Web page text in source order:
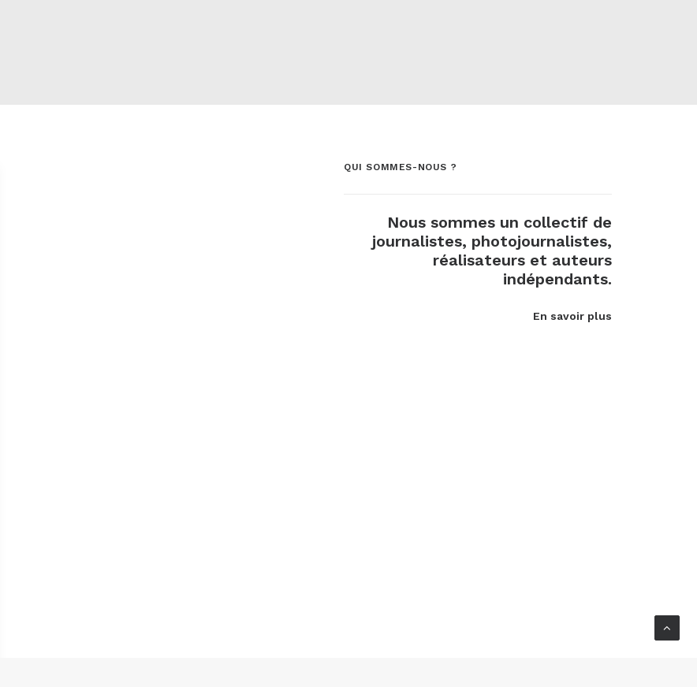
QUI SOMMES-NOUS ?
Nous sommes un collectif de
journalistes, photojournalistes,
réalisateurs et auteurs
indépendants.
En savoir plus